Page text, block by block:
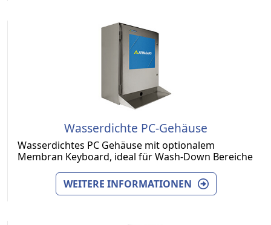
Wasserdichte PC-Gehäuse
Wasserdichtes PC Gehäuse mit optionalem
Membran Keyboard, ideal für Wash-Down Bereiche
WEITERE INFORMATIONEN